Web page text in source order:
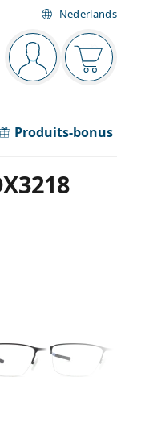
Nederlands
Barre de navigation
Vous êtesVotre
Produits-bonus